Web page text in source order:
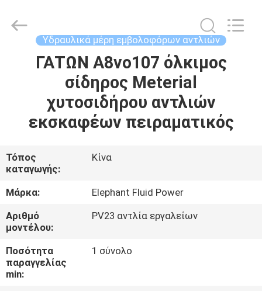
ΣΠΊΤΙ
ΠΡΟΪΌΝΤΑ
ΕΜΕΊΣ
ΓΎΡΟΣ
ΕΡΓΟΣΤΑΣΊΩΝ
ΠΟΙΟΤΙΚΌΣ
ΈΛΕΓΧΟΣ
Power
Co.,Ltd.
Υδραυλικά μέρη εμβολοφόρων αντλιών
ΓΑΤΩΝ A8vo107 όλκιμος
σίδηρος Meterial
χυτοσιδήρου αντλιών
εκσκαφέων πειραματικός
Τόπος
καταγωγής:
Κίνα
Μάρκα:
Elephant Fluid Power
Αριθμό
μοντέλου:
PV23 αντλία εργαλείων
Ποσότητα
παραγγελίας
min:
1 σύνολο